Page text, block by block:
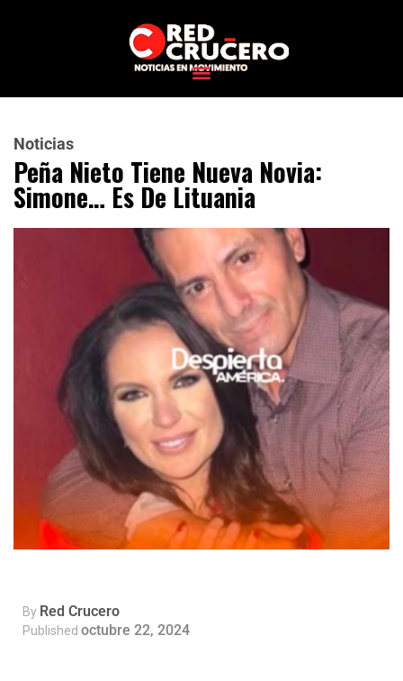
Noticias
Peña Nieto Tiene Nueva Novia:
Simone… Es De Lituania
By Red Crucero
Published octubre 22, 2024